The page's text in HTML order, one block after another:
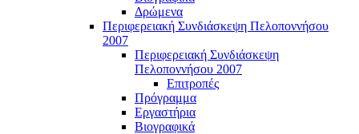
Δρώμενα
Περιφερειακή Συνδιάσκεψη Πελοποννήσου
2007
Περιφερειακή Συνδιάσκεψη
Πελοποννήσου 2007
Επιτροπές
Πρόγραμμα
Εργαστήρια
Βιογραφικά